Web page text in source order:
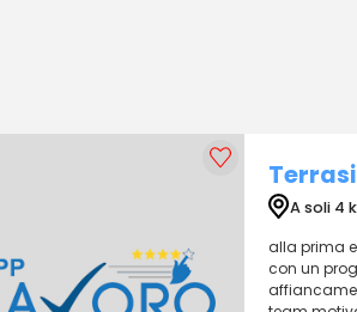
A soli 4
alla prima
con un